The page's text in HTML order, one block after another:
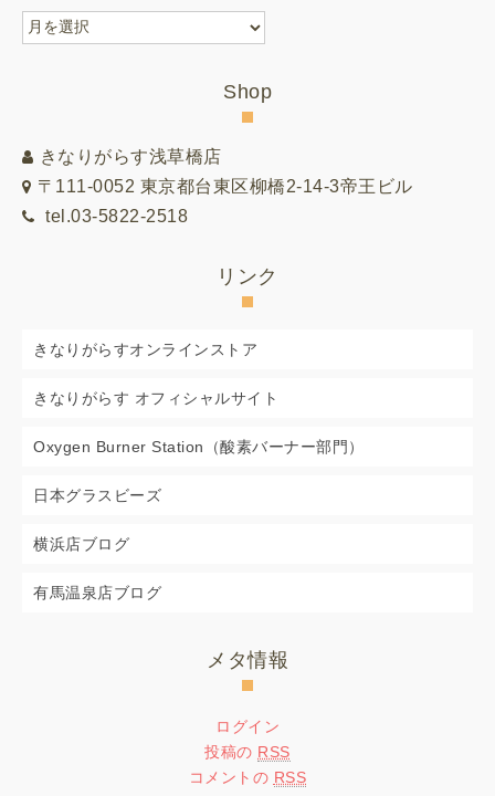
月
別
Shop
きなりがらす浅草橋店
〒111-0052 東京都台東区柳橋2-14-3帝王ビル
tel.03-5822-2518
リンク
きなりがらすオンラインストア
きなりがらす オフィシャルサイト
Oxygen Burner Station（酸素バーナー部門）
日本グラスビーズ
横浜店ブログ
有馬温泉店ブログ
メタ情報
ログイン
投稿の RSS
コメントの RSS